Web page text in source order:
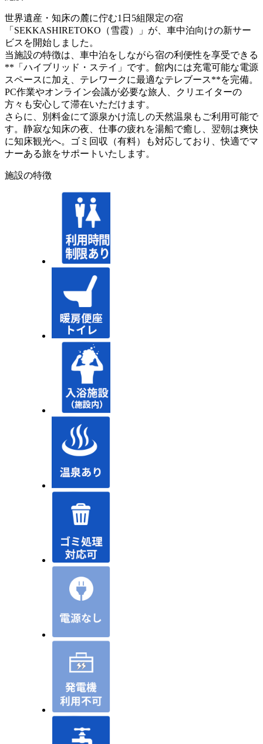
世界遺産・知床の麓に佇む1日5組限定の宿
「SEKKASHIRETOKO（雪霞）」が、車中泊向けの新サー
ビスを開始しました。
当施設の特徴は、車中泊をしながら宿の利便性を享受できる
**「ハイブリッド・ステイ」です。館内には充電可能な電源
スペースに加え、テレワークに最適なテレブース**を完備。
PC作業やオンライン会議が必要な旅人、クリエイターの
方々も安心して滞在いただけます。
さらに、別料金にて源泉かけ流しの天然温泉もご利用可能で
す。静寂な知床の夜、仕事の疲れを湯船で癒し、翌朝は爽快
に知床観光へ。ゴミ回収（有料）も対応しており、快適でマ
ナーある旅をサポートいたします。
施設の特徴